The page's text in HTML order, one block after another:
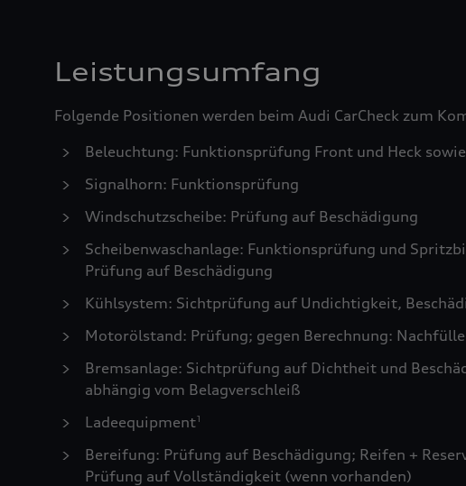
Leistungsumfang
Folgende Positionen werden beim Audi CarCheck zum
Beleuchtung: Funktionsprüfung Front und Heck
Signalhorn: Funktionsprüfung
Windschutzscheibe: Prüfung auf Beschädigung
Scheibenwaschanlage: Funktionsprüfung und
Prüfung auf Beschädigung
Kühlsystem: Sichtprüfung auf Undichtigkeit,
Motorölstand: Prüfung; gegen Berechnung:
Bremsanlage: Sichtprüfung auf Dichtheit und
abhängig vom Belagverschleiß
Ladeequipment1
Bereifung: Prüfung auf Beschädigung; Reifen +
Prüfung auf Vollständigkeit (wenn vorhanden)